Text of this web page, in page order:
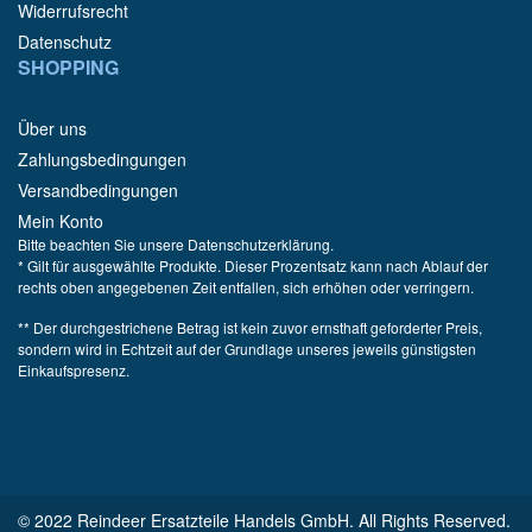
Widerrufsrecht
Datenschutz
SHOPPING
Über uns
Zahlungsbedingungen
Versandbedingungen
Mein Konto
Bitte beachten Sie unsere Datenschutzerklärung.
* Gilt für ausgewählte Produkte. Dieser Prozentsatz kann nach Ablauf der
rechts oben angegebenen Zeit entfallen, sich erhöhen oder verringern.
** Der durchgestrichene Betrag ist kein zuvor ernsthaft geforderter Preis,
sondern wird in Echtzeit auf der Grundlage unseres jeweils günstigsten
Einkaufspresenz.
© 2022 Reindeer Ersatzteile Handels GmbH. All Rights Reserved.